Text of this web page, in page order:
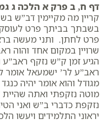
דף ח, ב פרק א הלכה ג
קריין מה מקיימין דב”ש
בשבתך בביתך פרט
פרט לחתן. ותני מעשה
שרויין במקום אחד והוה
הגיע זמן ק”ש נזקף
ראב”ע לר’ ישמעאל אומר
מגודל והוא אומר יהיה
מוטה נזקפתי ואתה
נזקפת כדברי ב”ש ואני
יראוני התלמידים ויעשו